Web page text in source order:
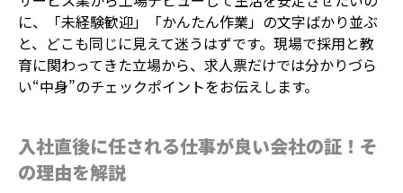
に、「未経験歓迎」「かんたん作業」の文字ばかり並ぶ
と、どこも同じに見えて迷うはずです。現場で採用と教
育に関わってきた立場から、求人票だけでは分かりづら
い“中身”のチェックポイントをお伝えします。
入社直後に任される仕事が良い会社の証！そ
の理由を解説